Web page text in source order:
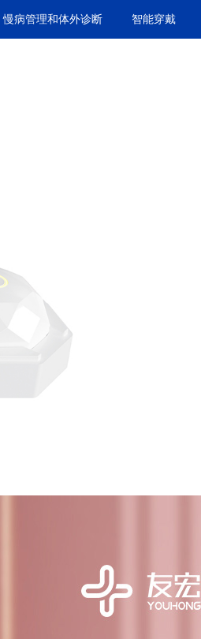
慢病管理和体外诊断 智能穿戴